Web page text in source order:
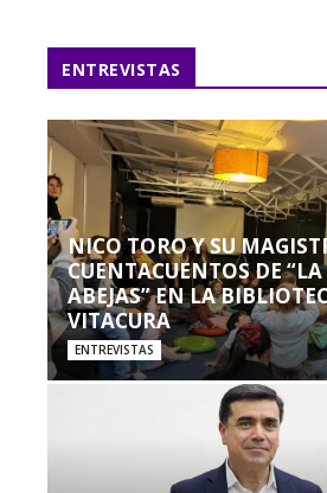
ENTREVISTAS
NICO TORO Y SU
CUENTACUENTOS DE
ABEJAS” EN LA
VITACURA
ENTREVISTAS